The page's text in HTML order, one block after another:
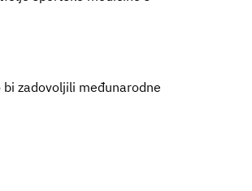
zadovoljili međunarodne